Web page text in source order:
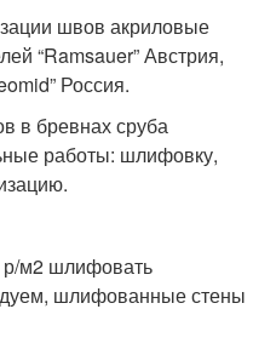
швов акриловые
“Ramsauer” Австрия,
Россия.
в бревнах сруба
работы: шлифовку,
р/м2 шлифовать
шлифованные стены